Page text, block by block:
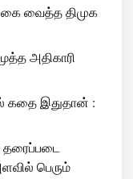
கை வைத்த திமுக
அதிகாரி
கதை இதுதான் :
தரைப்படை
பெரும்